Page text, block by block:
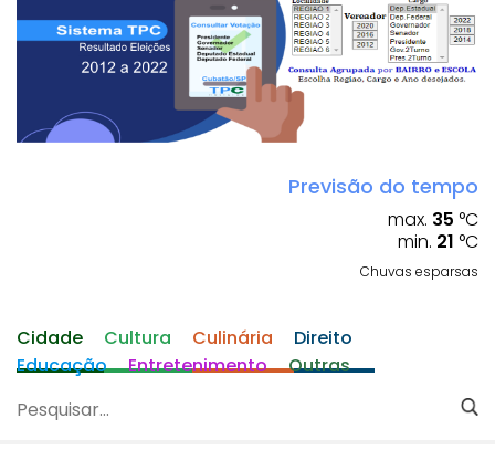
Previsão do tempo
max. 35 °C
min. 21 °C
Chuvas esparsas
Cidade Cultura Culinária
Direito
Educação
Entretenimento Outras